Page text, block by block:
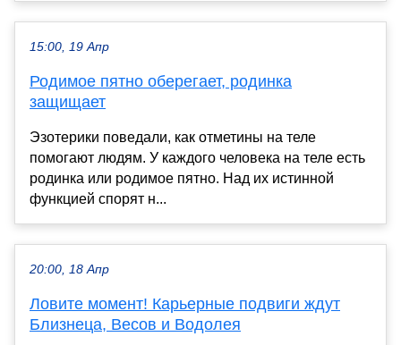
15:00, 19 Апр
Родимое пятно оберегает, родинка
защищает
Эзотерики поведали, как отметины на теле
помогают людям. У каждого человека на теле есть
родинка или родимое пятно. Над их истинной
функцией спорят н...
20:00, 18 Апр
Ловите момент! Карьерные подвиги ждут
Близнеца, Весов и Водолея